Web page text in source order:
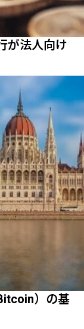
が法人向け
）の基